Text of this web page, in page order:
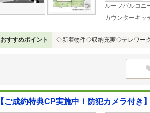
ルーフバルコニ
カウンターキッ
おすすめポイント ◇新着物件◇収納充実◇テレワー
【ご成約特典CP実施中！防犯カメラ付